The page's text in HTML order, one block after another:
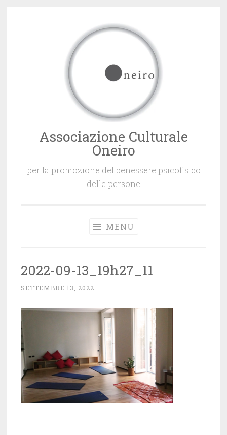
Associazione Culturale
Oneiro
per la promozione del benessere psicofisico
delle persone
MENU
2022-09-13_19h27_11
SETTEMBRE 13, 2022
D
N